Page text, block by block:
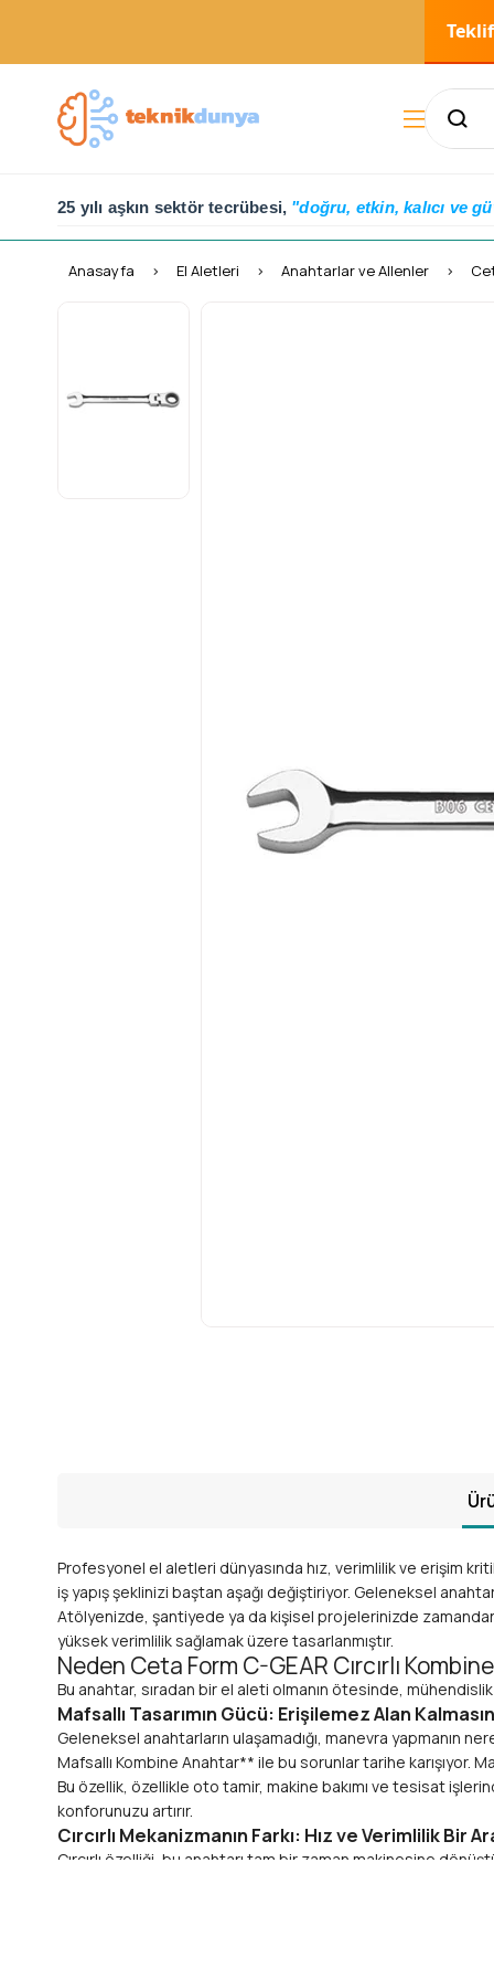
25 yılı aşkın sektör tecrübesi, "doğru, etkin, kalıcı ve
Anasayfa El Aletleri Anahtarlar ve Allenler
Profesyonel el aletleri dünyasında hız, verimlilik ve erişim
iş yapış şeklinizi baştan aşağı değiştiriyor. Geleneksel
Atölyenizde, şantiyede ya da kişisel projelerinizde
yüksek verimlilik sağlamak üzere tasarlanmıştır.
Neden Ceta Form C-GEAR Cırcırlı
Bu anahtar, sıradan bir el aleti olmanın ötesinde,
Mafsallı Tasarımın Gücü: Erişilemez Alan
Geleneksel anahtarların ulaşamadığı, manevra yapmanın
Mafsallı Kombine Anahtar** ile bu sorunlar tarihe karışıyor.
Bu özellik, özellikle oto tamir, makine bakımı ve tesisat
konforunuzu artırır.
Cırcırlı Mekanizmanın Farkı: Hız ve Verimlilik Bir
Cırcırlı özelliği, bu anahtarı tam bir zaman makinesine